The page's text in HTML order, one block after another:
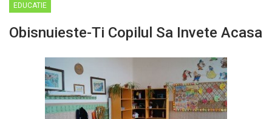
EDUCATIE
Obisnuieste-Ti Copilul Sa Invete Acasa